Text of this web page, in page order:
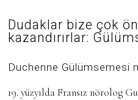
Dudaklar bize çok
kazandırırlar:
Duchenne Gülümsemesi
19. yüzyılda Fransız nörolog